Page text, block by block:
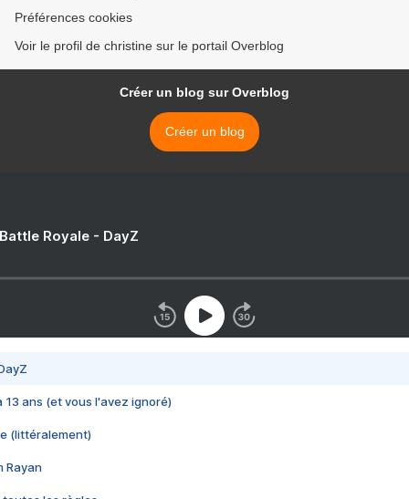
Préférences cookies
Voir le profil de christine sur le portail Overblog
Créer un blog sur Overblog
Créer un blog
Royale - DayZ
13 ans (et vous l'avez ignoré)
(littéralement)
Rayan